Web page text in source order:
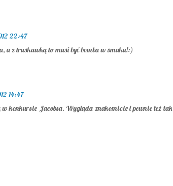
22:47
a z truskawką to musi być bomba w smaku!:)
14:47
w konkursie Jacobsa. Wygląda znakomicie i pewnie też tak